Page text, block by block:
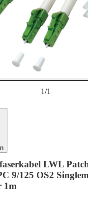
1/1
LWL
9/125 OS2
1m